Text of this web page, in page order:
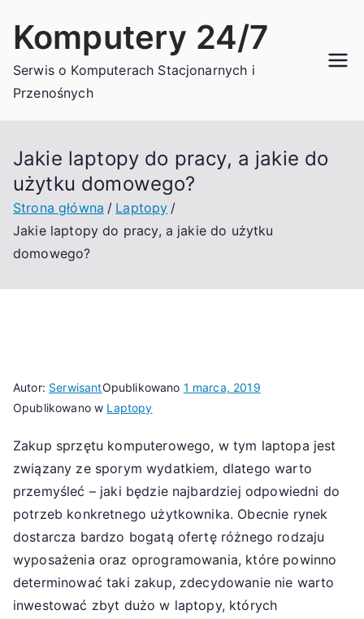
Komputery 24/7
Serwis o Komputerach Stacjonarnych i
Przenośnych
Jakie laptopy do pracy, a jakie do
użytku domowego?
Strona główna
Laptopy
Jakie laptopy do pracy, a jakie do użytku
domowego?
Autor: SerwisantOpublikowano 1 marca, 2019
Opublikowano w Laptopy
Zakup sprzętu komputerowego, w tym laptopa jest
związany ze sporym wydatkiem, dlatego warto
przemyśleć – jaki będzie najbardziej odpowiedni do
potrzeb konkretnego użytkownika. Obecnie rynek
dostarcza bardzo bogatą ofertę różnego rodzaju
wyposażenia oraz oprogramowania, które powinno
determinować taki zakup, zdecydowanie nie warto
inwestować zbyt dużo w laptopy, których